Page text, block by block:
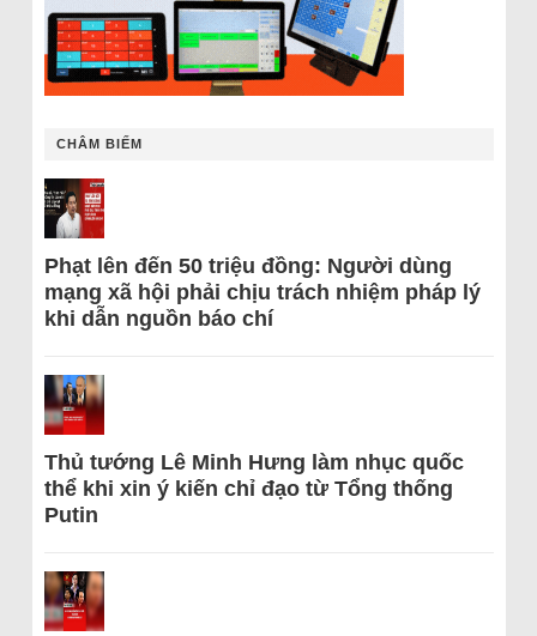
CHÂM BIẾM
Phạt lên đến 50 triệu đồng: Người dùng
mạng xã hội phải chịu trách nhiệm pháp lý
khi dẫn nguồn báo chí
Thủ tướng Lê Minh Hưng làm nhục quốc
thể khi xin ý kiến chỉ đạo từ Tổng thống
Putin